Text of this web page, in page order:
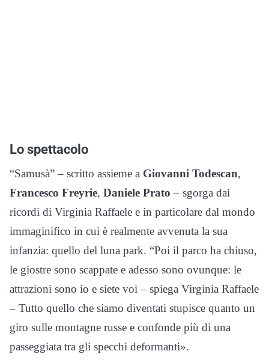
Lo spettacolo
“Samusà” – scritto assieme a Giovanni Todescan,
Francesco Freyrie, Daniele Prato – sgorga dai
ricordi di Virginia Raffaele e in particolare dal mondo
immaginifico in cui è realmente avvenuta la sua
infanzia: quello del luna park. “Poi il parco ha chiuso,
le giostre sono scappate e adesso sono ovunque: le
attrazioni sono io e siete voi – spiega Virginia Raffaele
– Tutto quello che siamo diventati stupisce quanto un
giro sulle montagne russe e confonde più di una
passeggiata tra gli specchi deformanti».